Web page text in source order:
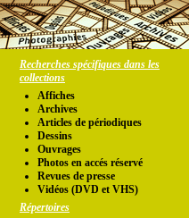
Recherches spécifiques dans les
collections
Affiches
Archives
Articles de périodiques
Dessins
Ouvrages
Photos en accés réservé
Revues de presse
Vidéos (DVD et VHS)
Répertoires